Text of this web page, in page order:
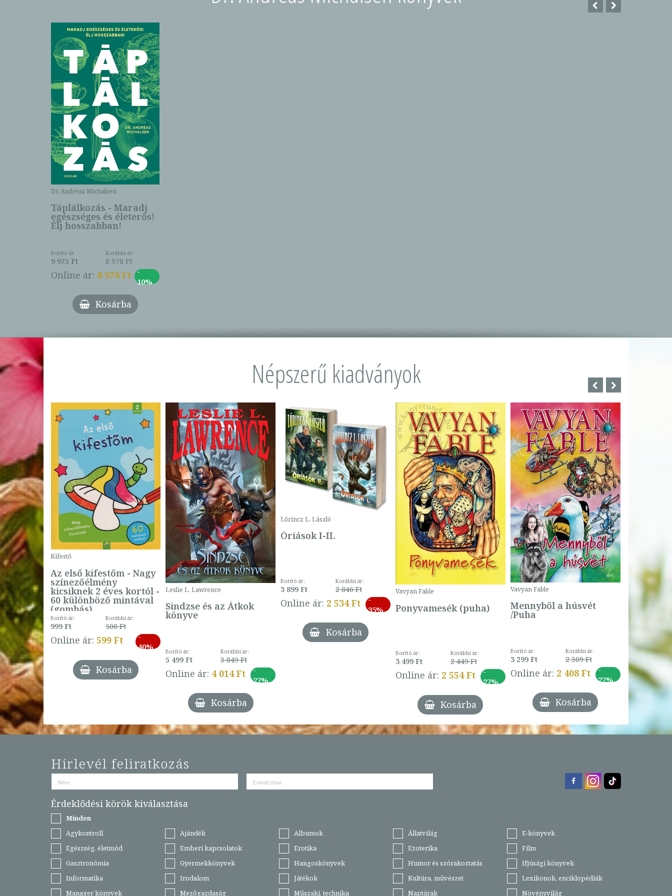
Dr. Andreas Michalsen
Táplálkozás - Maradj
egészséges és életerős!
Élj hosszabban!
Borító ár:
9 975 Ft
Korábbi ár:
8 978 Ft
Online ár: 8 978 Ft -
10%
Kosárba
Népszerű kiadványok
-
ár:
Ft
Ft
-
27%
Kifestő
Az első kifestőm - Nagy
színezőélmény
kicsiknek 2 éves kortól -
60 különböző mintával
(gombás)
Borító ár:
999 Ft
Korábbi ár:
500 Ft
Online ár: 599 Ft
-
40%
Kosárba
Leslie L. Lawrence
Sindzse és az Átkok
könyve
Borító ár:
5 499 Ft
Korábbi ár:
3 849 Ft
Online ár: 4 014 Ft
-
27%
Kosárba
Lőrincz L. László
Óriások I-II.
Borító ár:
3 899 Ft
Korábbi ár:
2 846 Ft
Online ár: 2 534 Ft
-
35%
Kosárba
Vavyan Fable
Ponyvamesék (puha)
Borító ár:
3 499 Ft
Korábbi ár:
2 449 Ft
Online ár: 2 554 Ft
-
27%
Kosárba
Vavyan Fable
Mennyből a húsvét
/Puha
Borító ár:
3 299 Ft
Korábbi ár:
2 309 Ft
Online ár: 2 408 Ft
-
27%
Kosárba
Borító ár:
5 990 Ft
Online ár:
Hírlevél feliratkozás
Érdeklődési körök kiválasztása
Minden
Agykontroll
Ajándék Albumok Állatvilág
E-könyvek
Egészség, életmód
Emberi kapcsolatok Erotika Ezoterika
Film
Gasztronómia
Gyermekkönyvek Hangoskönyvek Humor és szórakoztatás
Ifjúsági könyvek
Informatika
Irodalom Játékok Kultúra, művészet
Lexikonok, enciklopédiák
Manager könyvek
Mezőgazdaság Műszaki, technika Naptárak Növényvilág